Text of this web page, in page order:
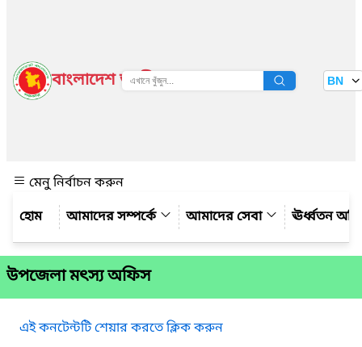
বাংলাদেশ জাতীয় তথ্য বাতায়ন BN
মেনু নির্বাচন করুন
আমাদের সম্পর্কে
আমাদের সেবা ঊর্ধ্বতন
উপজেলা মৎস্য অফিস
এই কনটেন্টটি শেয়ার করতে ক্লিক করুন